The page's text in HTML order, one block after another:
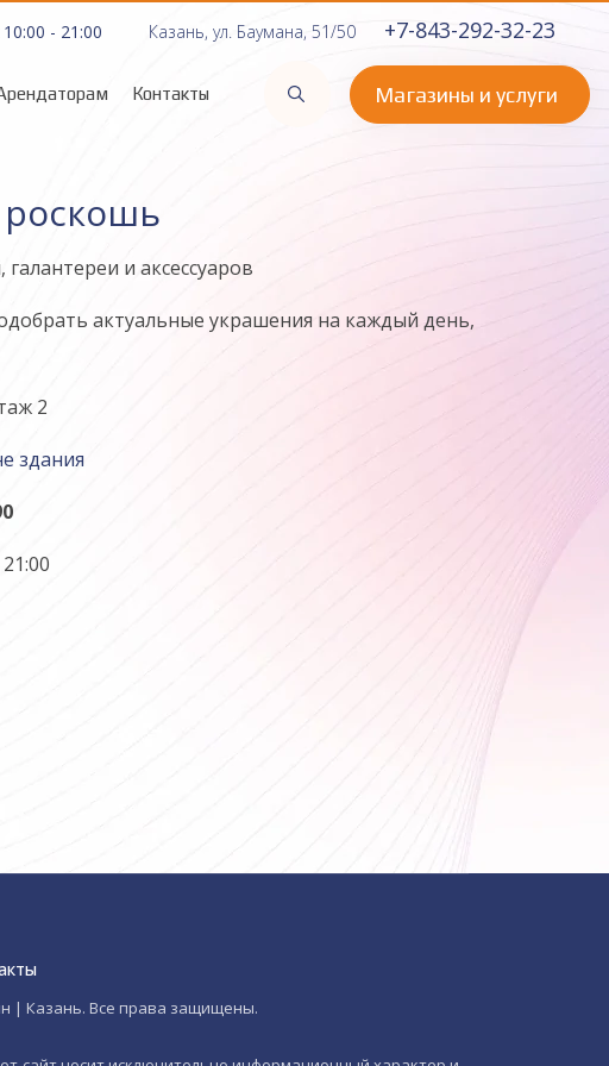
10:00 - 21:00 Казань, ул. Баумана, 51/50 +7-843-292-32-23
Контакты Магазины и услуги
и аксессуаров
актуальные украшения на каждый день,
2
здания
| Казань. Все права защищены.